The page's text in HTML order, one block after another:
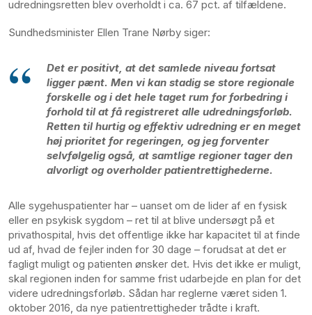
udredningsretten blev overholdt i ca. 67 pct. af tilfældene.
Sundhedsminister Ellen Trane Nørby siger:
Det er positivt, at det samlede niveau fortsat
ligger pænt. Men vi kan stadig se store regionale
forskelle og i det hele taget rum for forbedring i
forhold til at få registreret alle udredningsforløb.
Retten til hurtig og effektiv udredning er en meget
høj prioritet for regeringen, og jeg forventer
selvfølgelig også, at samtlige regioner tager den
alvorligt og overholder patientrettighederne.
Alle sygehuspatienter har – uanset om de lider af en fysisk
eller en psykisk sygdom – ret til at blive undersøgt på et
privathospital, hvis det offentlige ikke har kapacitet til at finde
ud af, hvad de fejler inden for 30 dage – forudsat at det er
fagligt muligt og patienten ønsker det. Hvis det ikke er muligt,
skal regionen inden for samme frist udarbejde en plan for det
videre udredningsforløb. Sådan har reglerne været siden 1.
oktober 2016, da nye patientrettigheder trådte i kraft.